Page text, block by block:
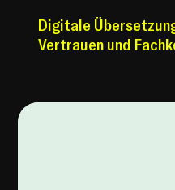
Digitale
Vertrauen und